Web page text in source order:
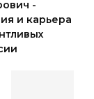
-
и карьера